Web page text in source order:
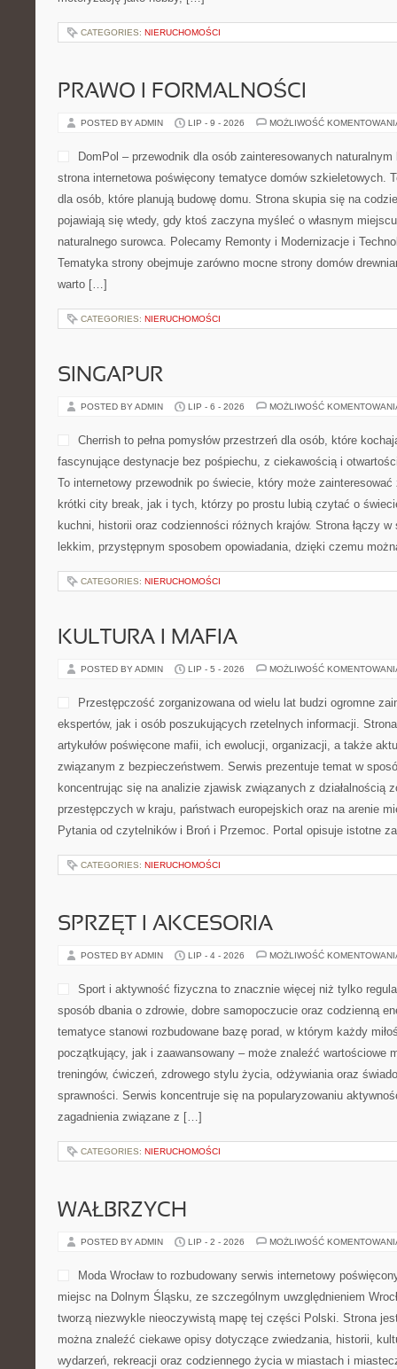
CATEGORIES: NIERUCHOMOŚCI
PRAWO I FORMALNOŚCI
POSTED BY ADMIN LIP - 9 - 2026 MOŻLIWOŚĆ
DomPol – przewodnik dla osób zainteresowanych
strona internetowa poświęcony tematyce domów szkieletowych.
dla osób, które planują budowę domu. Strona skupia się na
pojawiają się wtedy, gdy ktoś zaczyna myśleć o własnym
naturalnego surowca. Polecamy Remonty i Modernizacje i
Tematyka strony obejmuje zarówno mocne strony domów
warto […]
CATEGORIES: NIERUCHOMOŚCI
SINGAPUR
POSTED BY ADMIN LIP - 6 - 2026 MOŻLIWOŚĆ
Cherrish to pełna pomysłów przestrzeń dla osób, które
fascynujące destynacje bez pośpiechu, z ciekawością i
To internetowy przewodnik po świecie, który może
krótki city break, jak i tych, którzy po prostu lubią czytać o
kuchni, historii oraz codzienności różnych krajów. Strona łączy
lekkim, przystępnym sposobem opowiadania, dzięki czemu
CATEGORIES: NIERUCHOMOŚCI
KULTURA I MAFIA
POSTED BY ADMIN LIP - 5 - 2026 MOŻLIWOŚĆ
Przestępczość zorganizowana od wielu lat budzi ogromne
ekspertów, jak i osób poszukujących rzetelnych informacji.
artykułów poświęcone mafii, ich ewolucji, organizacji, a także
związanym z bezpieczeństwem. Serwis prezentuje temat w
koncentrując się na analizie zjawisk związanych z działalnością
przestępczych w kraju, państwach europejskich oraz na arenie
Pytania od czytelników i Broń i Przemoc. Portal opisuje istotne
CATEGORIES: NIERUCHOMOŚCI
SPRZĘT I AKCESORIA
POSTED BY ADMIN LIP - 4 - 2026 MOŻLIWOŚĆ
Sport i aktywność fizyczna to znacznie więcej niż tylko
sposób dbania o zdrowie, dobre samopoczucie oraz codzienną
tematyce stanowi rozbudowane bazę porad, w którym każdy
początkujący, jak i zaawansowany – może znaleźć wartościowe
treningów, ćwiczeń, zdrowego stylu życia, odżywiania oraz
sprawności. Serwis koncentruje się na popularyzowaniu
zagadnienia związane z […]
CATEGORIES: NIERUCHOMOŚCI
WAŁBRZYCH
POSTED BY ADMIN LIP - 2 - 2026 MOŻLIWOŚĆ
Moda Wrocław to rozbudowany serwis internetowy
miejsc na Dolnym Śląsku, ze szczególnym uwzględnieniem
tworzą niezwykle nieoczywistą mapę tej części Polski. Strona
można znaleźć ciekawe opisy dotyczące zwiedzania, historii,
wydarzeń, rekreacji oraz codziennego życia w miastach i